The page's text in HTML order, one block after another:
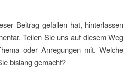
Beitrag gefallen hat, hinterlassen
Teilen Sie uns auf diesem Weg
oder Anregungen mit. Welche
bislang gemacht?